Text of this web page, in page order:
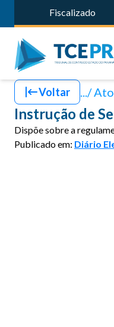
Fiscalizado
Voltar .../
Instrução de
Dispõe sobre a
Publicado em: Diário